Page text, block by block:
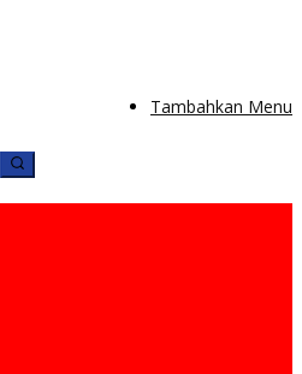
Tambahkan Menu